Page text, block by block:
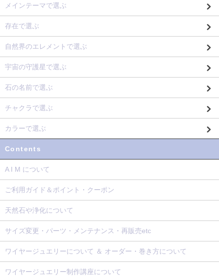
メインテーマで選ぶ
存在で選ぶ
自然界のエレメントで選ぶ
宇宙の守護星で選ぶ
石の名前で選ぶ
チャクラで選ぶ
カラーで選ぶ
Contents
A I M について
ご利用ガイド＆ポイント・クーポン
天然石や浄化について
サイズ変更・パーツ・メンテナンス・再販売etc
ワイヤージュエリーについて ＆ オーダー・巻き方について
ワイヤージュエリー制作講座について